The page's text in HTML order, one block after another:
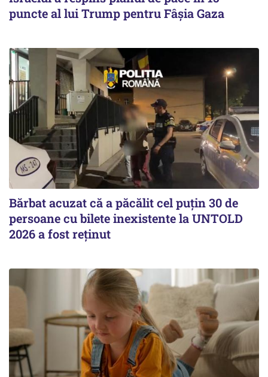
puncte al lui Trump pentru Fâșia Gaza
Bărbat acuzat că a păcălit cel puțin 30 de
persoane cu bilete inexistente la UNTOLD
2026 a fost reținut